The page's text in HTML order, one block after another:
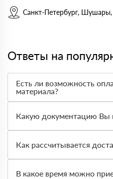
Санкт-Петербург,
Ответы на
Есть ли возможность
материала?
оплата по факту получения
доставленный товар был
Вы вправе от него
Какую документацию Вы
сертификаты и паспорта
транспортную накладную.
Как рассчитывается
персональный менеджер для
В какое время можно